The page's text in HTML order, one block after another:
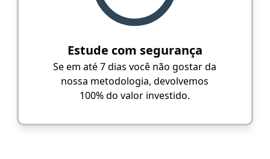
Estude com segurança
Se em até 7 dias você não gostar da
nossa metodologia, devolvemos
100% do valor investido.